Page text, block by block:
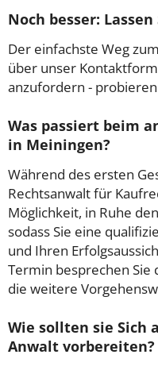
Noch besser:
Der einfachste Weg
über unser
anzufordern - probieren
Was passiert beim
in Meiningen?
Während des ersten
Rechtsanwalt für
Möglichkeit, in Ruhe
sodass Sie eine
und Ihren
Termin besprechen Sie
die weitere
Wie sollten sie Sich
Anwalt vorbereiten?